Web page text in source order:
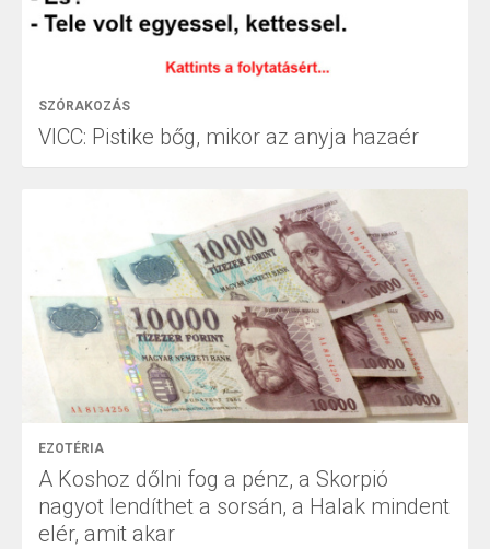
SZÓRAKOZÁS
VICC: Pistike bőg, mikor az anyja hazaér
EZOTÉRIA
A Koshoz dőlni fog a pénz, a Skorpió
nagyot lendíthet a sorsán, a Halak mindent
elér, amit akar